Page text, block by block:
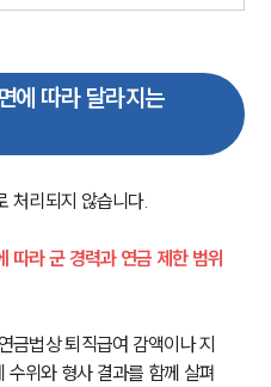
에 따라 달라지는
처리되지 않습니다.
따라 군 경력과 연금 제한 범위
금법상 퇴직급여 감액이나 지
위와 형사 결과를 함께 살펴